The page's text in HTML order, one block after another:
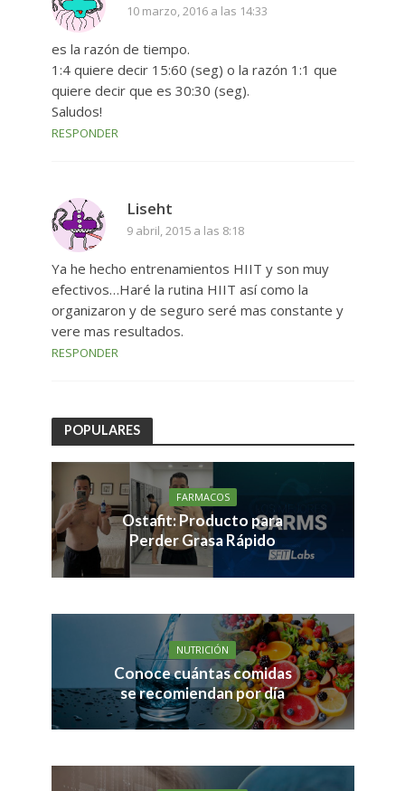
10 marzo, 2016 a las 14:33
es la razón de tiempo.
1:4 quiere decir 15:60 (seg) o la razón 1:1 que
quiere decir que es 30:30 (seg).
Saludos!
RESPONDER
Liseht
9 abril, 2015 a las 8:18
Ya he hecho entrenamientos HIIT y son muy
efectivos…Haré la rutina HIIT así como la
organizaron y de seguro seré mas constante y
vere mas resultados.
RESPONDER
POPULARES
FARMACOS
Ostafit: Producto para
Perder Grasa Rápido
NUTRICIÓN
Conoce cuántas comidas
se recomiendan por día